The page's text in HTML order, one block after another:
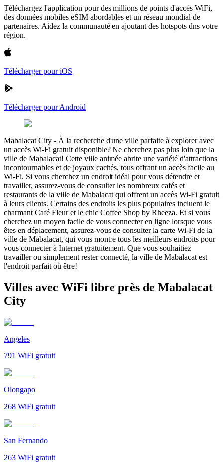
Téléchargez l'application pour des millions de points d'accès WiFi,
des données mobiles eSIM abordables et un réseau mondial de
partenaires. Aidez la communauté en ajoutant des hotspots dns votre
région.
Télécharger pour iOS
Télécharger pour Android
Mabalacat City - À la recherche d'une ville parfaite à explorer avec
un accès Wi-Fi gratuit disponible? Ne cherchez pas plus loin que la
ville de Mabalacat! Cette ville animée abrite une variété d'attractions
incontournables et de joyaux cachés, tous offrant un accès facile au
Wi-Fi. Si vous cherchez un endroit idéal pour vous détendre et
travailler, assurez-vous de consulter les nombreux cafés et
restaurants de la ville de Mabalacat qui offrent un accès Wi-Fi gratuit
à leurs clients. Certains des endroits les plus populaires incluent le
charmant Café Fleur et le chic Coffee Shop by Rheeza. Et si vous
cherchez un moyen facile de vous connecter en ligne lorsque vous
êtes en déplacement, assurez-vous de consulter la carte Wi-Fi de la
ville de Mabalacat, qui vous montre tous les meilleurs endroits pour
vous connecter à Internet gratuitement. Que vous souhaitiez
travailler ou simplement rester connecté, la ville de Mabalacat est
l'endroit parfait où être!
Villes avec WiFi libre près de Mabalacat
City
Angeles
791 WiFi gratuit
Olongapo
268 WiFi gratuit
San Fernando
263 WiFi gratuit